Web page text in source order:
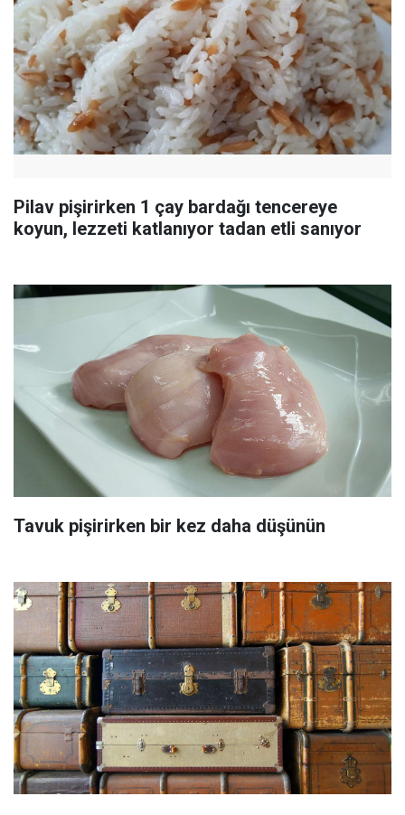
Pilav pişirirken 1 çay bardağı tencereye
koyun, lezzeti katlanıyor tadan etli sanıyor
Tavuk pişirirken bir kez daha düşünün